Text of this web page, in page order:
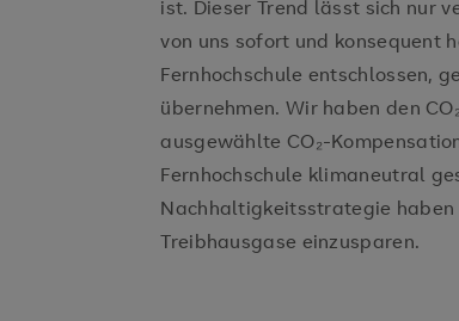
ist. Dieser Trend lässt sich nur
von uns sofort und konsequent
Fernhochschule entschlossen,
übernehmen. Wir haben den
ausgewählte CO₂-
Fernhochschule klimaneutral
Nachhaltigkeitsstrategie
Treibhausgase einzusparen.